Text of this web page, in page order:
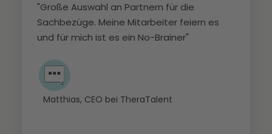
"Große Auswahl an Partnern für die
Sachbezüge. Meine Mitarbeiter feiern es
und für mich ist es ein No-Brainer"
Matthias, CEO bei TheraTalent